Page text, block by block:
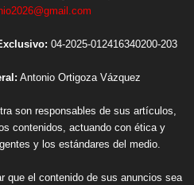
04-2025-012416340200-203
Antonio Ortigoza Vázquez
son responsables de sus artículos,
contenidos, actuando con ética y
y los estándares del medio.
que el contenido de sus anuncios sea